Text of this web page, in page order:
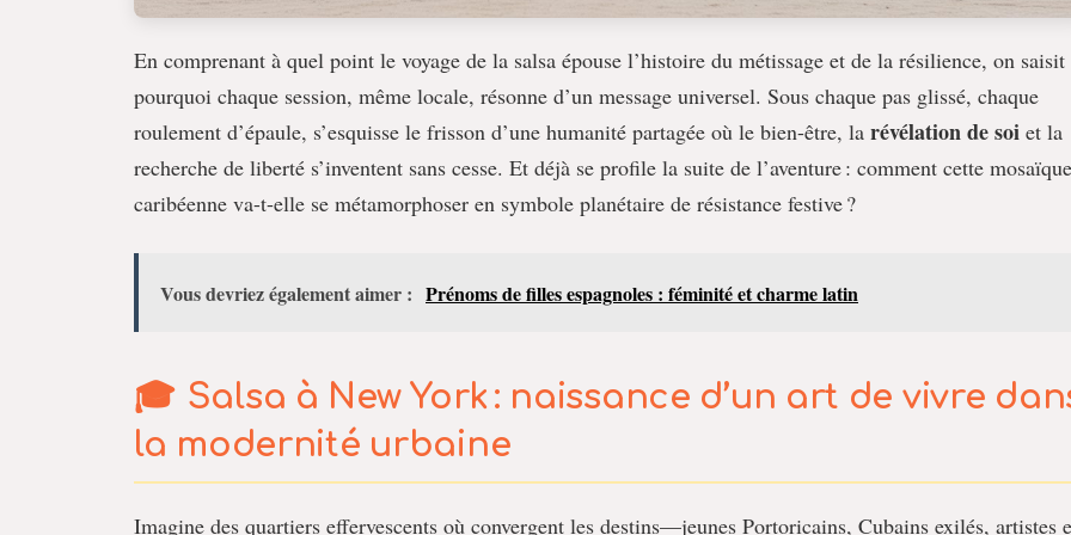
En comprenant à quel point le voyage de la salsa épouse l’histoire du métissage et de la résilience, on saisit
pourquoi chaque session, même locale, résonne d’un message universel. Sous chaque pas glissé, chaque
roulement d’épaule, s’esquisse le frisson d’une humanité partagée où le bien-être, la révélation de soi et la
recherche de liberté s’inventent sans cesse. Et déjà se profile la suite de l’aventure : comment cette mosaïque
caribéenne va-t-elle se métamorphoser en symbole planétaire de résistance festive ?
Vous devriez également aimer : Prénoms de filles espagnoles : féminité et charme latin
Salsa à New York : naissance d’un art de vivre
la modernité urbaine
Imagine des quartiers effervescents où convergent les destins—jeunes Portoricains, Cubains exilés, artistes